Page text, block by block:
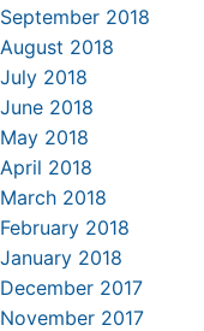
September 2018
August 2018
July 2018
June 2018
May 2018
April 2018
March 2018
February 2018
January 2018
December 2017
November 2017